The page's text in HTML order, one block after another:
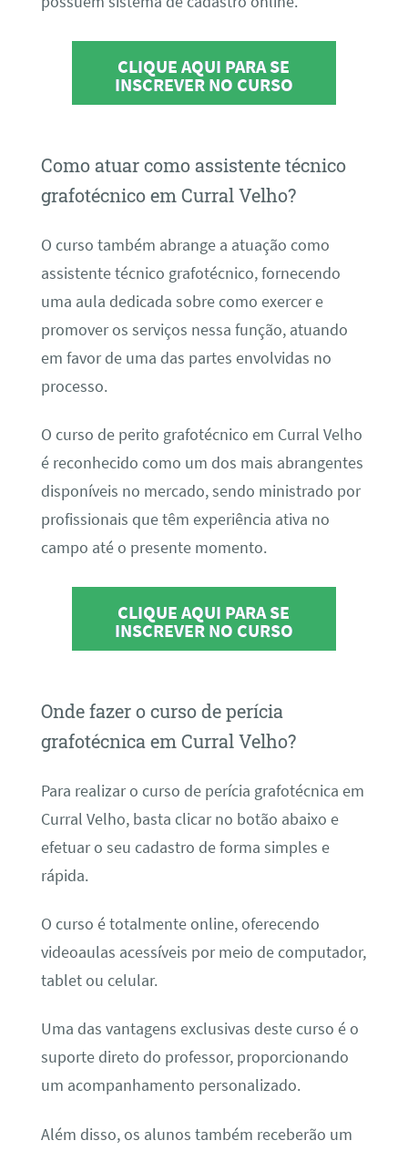
CLIQUE AQUI PARA SE
INSCREVER NO CURSO
Como atuar como assistente técnico
grafotécnico em Curral Velho?
O curso também abrange a atuação como
assistente técnico grafotécnico, fornecendo
uma aula dedicada sobre como exercer e
promover os serviços nessa função, atuando
em favor de uma das partes envolvidas no
processo.
O curso de perito grafotécnico em Curral Velho
é reconhecido como um dos mais abrangentes
disponíveis no mercado, sendo ministrado por
profissionais que têm experiência ativa no
campo até o presente momento.
CLIQUE AQUI PARA SE
INSCREVER NO CURSO
Onde fazer o curso de perícia
grafotécnica em Curral Velho?
Para realizar o curso de perícia grafotécnica em
Curral Velho, basta clicar no botão abaixo e
efetuar o seu cadastro de forma simples e
rápida.
O curso é totalmente online, oferecendo
videoaulas acessíveis por meio de computador,
tablet ou celular.
Uma das vantagens exclusivas deste curso é o
suporte direto do professor, proporcionando
um acompanhamento personalizado.
Além disso, os alunos também receberão um